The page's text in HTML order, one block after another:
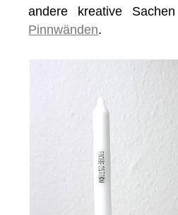
andere kreative
Pinnwänden.